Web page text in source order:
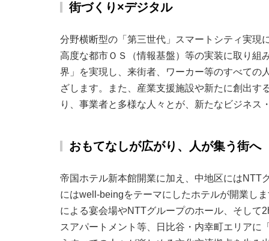
街づくり×デジタル
分野横断型の「第三世代」スマートシティ実現
高度な都市ＯＳ（情報基盤）等の実装に取り組
界」を実現し、来街者、ワーカー等のすべての
ざします。また、産業支援施設や新たに創出す
り、事業者と多様な人々とが、新たなビジネス
おもてなしが広がり、人が集う街へ
帝国ホテル新本館開業に加え、中地区にはNTT
にはwell-beingをテーマにしたホテルが開業し
による宴会場やNTTグループのホール、そして
スアパートメント等、日比谷・内幸町エリアに